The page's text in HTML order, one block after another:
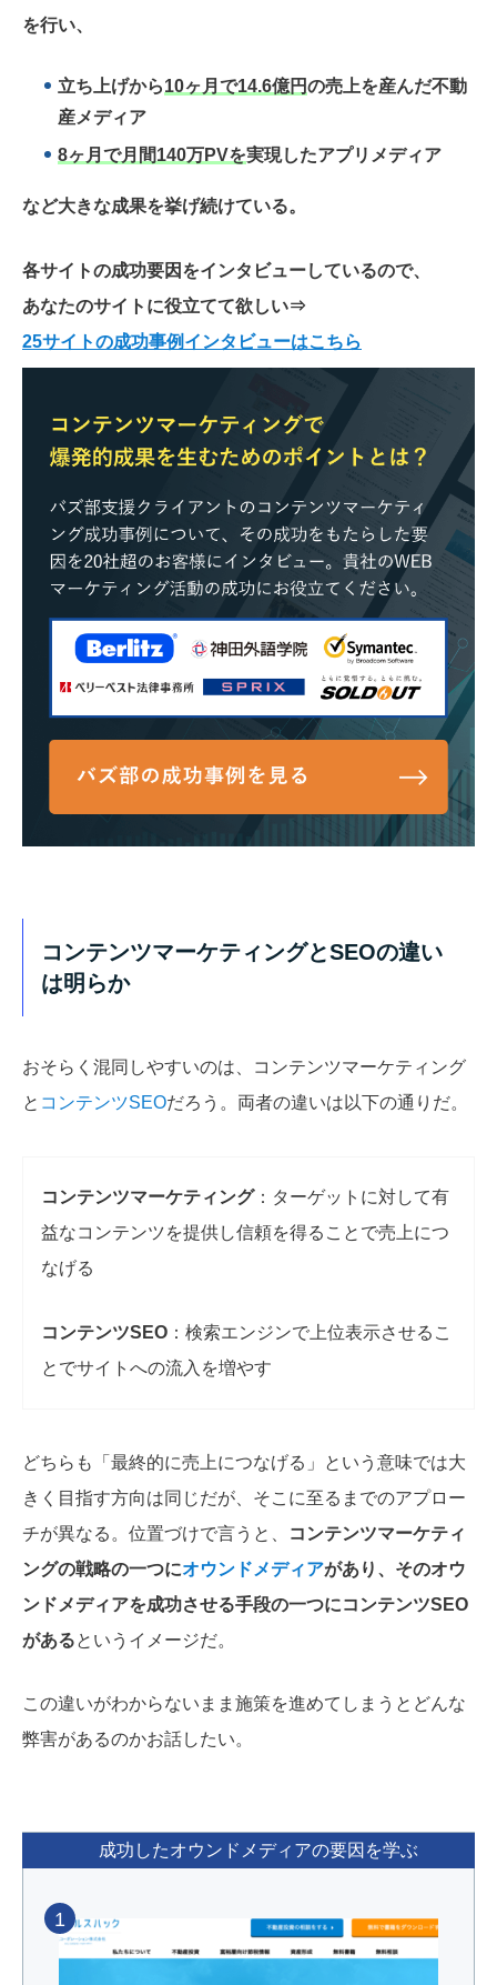
を行い、
立ち上げから10ヶ月で14.6億円の売上を産んだ不動
産メディア
8ヶ月で月間140万PVを実現したアプリメディア
など大きな成果を挙げ続けている。
各サイトの成功要因をインタビューしているので、
あなたのサイトに役立てて欲しい⇒
25サイトの成功事例インタビューはこちら
コンテンツマーケティングとSEOの違い
は明らか
おそらく混同しやすいのは、コンテンツマーケティング
と コンテンツSEOだろう。両者の違いは以下の通りだ。
コンテンツマーケティング：ターゲットに対して有
益なコンテンツを提供し信頼を得ることで売上につ
なげる
コンテンツSEO ：検索エンジンで上位表示させるこ
とでサイトへの流入を増やす
どちらも「最終的に売上につなげる」という意味では大
きく目指す方向は同じだが、そこに至るまでのアプロー
チが異なる。位置づけで言うと、
コンテンツマーケティ
ングの戦略の一つにオウンドメディアがあり、そのオウ
ンドメディアを成功させる手段の一つにコンテンツSEO
があるというイメージだ。
この違いがわからないまま施策を進めてしまうとどんな
弊害があるのかお話したい。
成功したオウンドメディアの要因を学ぶ
1